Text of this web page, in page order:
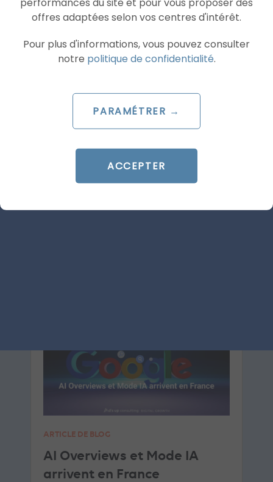
ARTICLE DE BLOG
Video campaign groups :
Google Ads coordonne reach
et fréquence sur YouTube
ARTICLE DE BLOG
AI Overviews et Mode IA
arrivent en France
performances du site et pour vous proposer des
offres adaptées selon vos centres d'intérêt.
Pour plus d'informations, vous pouvez consulter
notre politique de confidentialité.
PARAMÉTRER →
ACCEPTER